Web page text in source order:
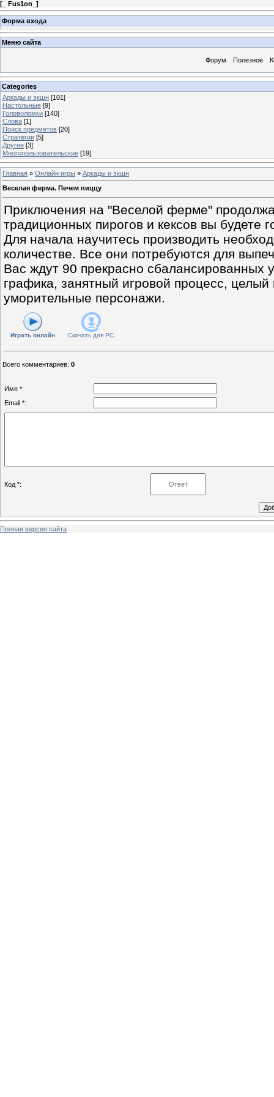
[ _ Fus1on_ ]
Форма входа
Меню сайта
Форум Полезное
Categories
Аркады и экшн [101]
Настольные [9]
Головоломки [140]
Слова [1]
Поиск предметов [20]
Стратегии [5]
Другие [3]
Многопользовательские [19]
Главная » Онлайн игры » Аркады и экшн
Веселая ферма. Печем пиццу
Приключения на "Веселой ферме"
традиционных пирогов и кексов вы будете
Для начала научитесь производить
количестве. Все они потребуются для
Вас ждут 90 прекрасно сбалансированных
графика, занятный игровой процесс,
уморительные персонажи.
Играть онлайн Скачать для PC
Всего комментариев: 0
Имя *:
Email *:
Код *:
Полная версия сайта